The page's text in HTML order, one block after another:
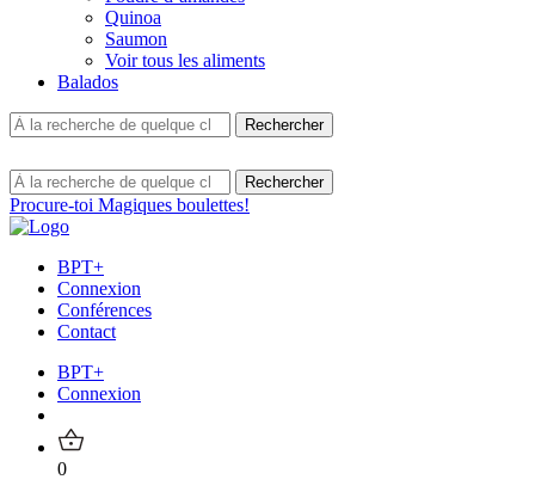
Quinoa
Saumon
Voir tous les aliments
Balados
Procure-toi Magiques boulettes!
BPT+
Connexion
Conférences
Contact
BPT+
Connexion
0